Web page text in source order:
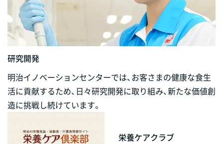
研究開発
明治イノベーションセンターでは、お客さまの健康な食生
活に貢献するため、日々研究開発に取り組み、新たな価値創
造に挑戦し続けています。
栄養ケアクラブ